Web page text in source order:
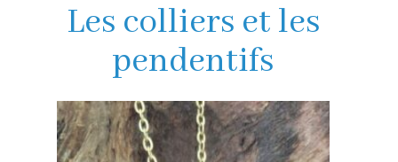
Les colliers et les
pendentifs